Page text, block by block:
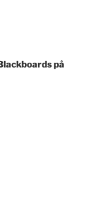
på